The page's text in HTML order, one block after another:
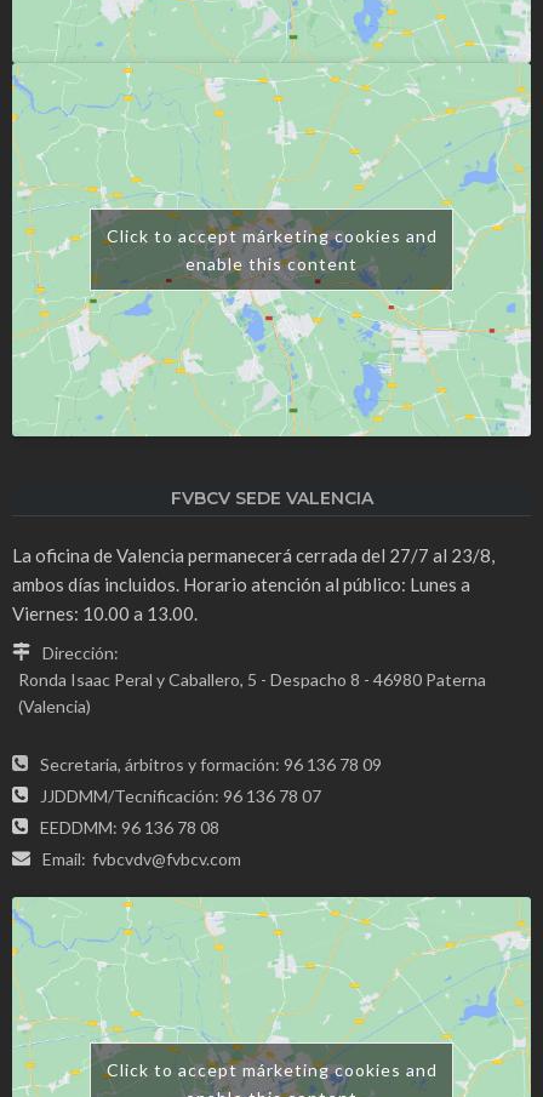
Click to accept márketing cookies and
enable this content
FVBCV SEDE VALENCIA
La oficina de Valencia permanecerá cerrada del 27/7 al 23/8,
ambos días incluidos. Horario atención al público: Lunes a
Viernes: 10.00 a 13.00.
Dirección:
Ronda Isaac Peral y Caballero, 5 - Despacho 8 - 46980 Paterna
(Valencia)
Secretaria, árbitros y formación: 96 136 78 09
JJDDMM/Tecnificación: 96 136 78 07
EEDDMM: 96 136 78 08
Email: fvbcvdv@fvbcv.com
Click to accept márketing cookies and